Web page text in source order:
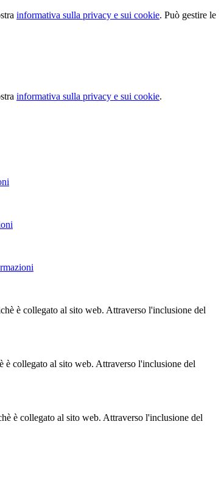
informativa sulla privacy e sui cookie. Può gestire le
informativa sulla privacy e sui cookie.
è collegato al sito web. Attraverso l'inclusione del
collegato al sito web. Attraverso l'inclusione del
è collegato al sito web. Attraverso l'inclusione del